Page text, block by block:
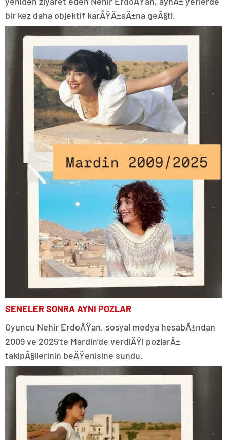
bir kez daha objektif karÅŸÄ±sÄ±na geÃ§ti.
SENELER SONRA AYNI POZLAR
Oyuncu Nehir ErdoÄŸan, sosyal medya hesabÄ±ndan
2009 ve 2025’te Mardin’de verdiÄŸi pozlarÄ±
takipÃ§ilerinin beÄŸenisine sundu.